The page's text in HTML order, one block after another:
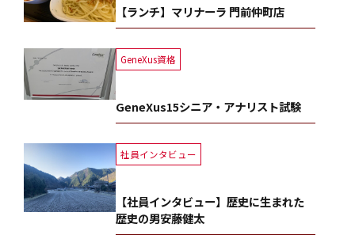
【ランチ】マリナーラ 門前仲町店
GeneXus資格
GeneXus15シニア・アナリスト試験
社員インタビュー
【社員インタビュー】歴史に生まれた
歴史の男安藤健太